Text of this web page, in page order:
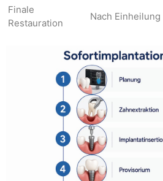
Finale
Restauration
Nach Einheilung